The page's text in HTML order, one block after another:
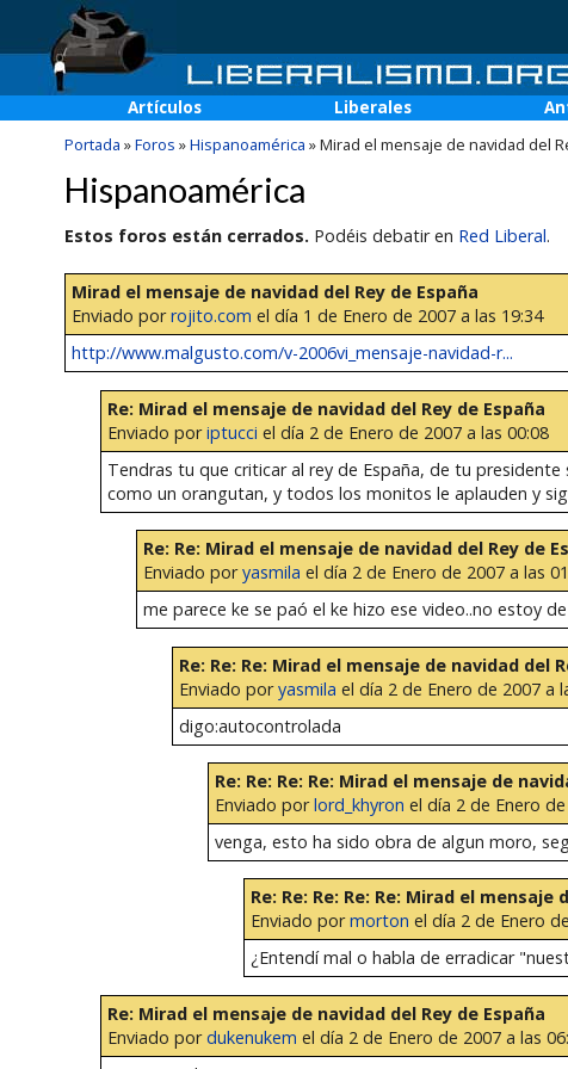
Artículos Liberales
Portada »Foros »Hispanoamérica »Mirad el mensaje de navidad del
Hispanoamérica
Estos foros están cerrados. Podéis debatir en Red Liberal.
Mirad el mensaje de navidad del Rey de España
Enviado porrojito.com el día 1 de Enero de 2007 a las 19:34
http://www.malgusto.com/v-2006vi_mensaje-navidad-r...
Re: Mirad el mensaje de navidad del Rey de España
Enviado poriptucci el día 2 de Enero de 2007 a las 00:08
Tendras tu que criticar al rey de España, de tu
como un orangutan, y todos los monitos le aplauden y
Re: Re: Mirad el mensaje de navidad del Rey de
Enviado poryasmila el día 2 de Enero de 2007 a las
me parece ke se paó el ke hizo ese video..no estoy
Re: Re: Re: Mirad el mensaje de navidad del
Enviado poryasmila el día 2 de Enero de 2007 a
digo:autocontrolada
Re: Re: Re: Re: Mirad el mensaje de
Enviado porlord_khyron el día 2 de Enero
venga, esto ha sido obra de algun moro,
Re: Re: Re: Re: Re: Mirad el mensaje
Enviado pormorton el día 2 de Enero
¿Entendí mal o habla de erradicar
Re: Mirad el mensaje de navidad del Rey de España
Enviado pordukenukem el día 2 de Enero de 2007 a las